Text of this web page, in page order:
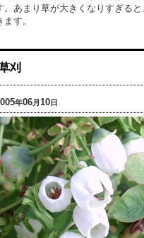
。あまり草が大きくなりすぎる
ます。
刈
年06月10日